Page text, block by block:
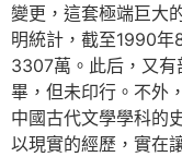
變更，這套極端巨大
明統計，截至1990
3307萬。此后，又
畢，但未印行。不外
中國古代文學學科的
以現實的經歷，實在